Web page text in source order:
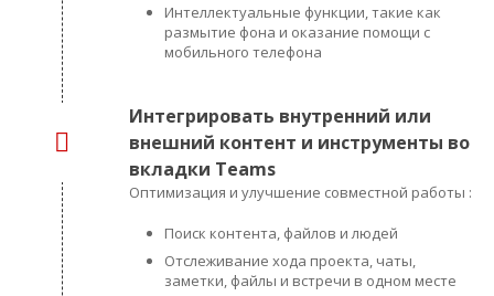
Интеллектуальные функции, такие как
размытие фона и оказание помощи с
мобильного телефона
Интегрировать внутренний или
внешний контент и инструменты во
вкладки Teams
Оптимизация и улучшение совместной работы :
Поиск контента, файлов и людей
Отслеживание хода проекта, чаты,
заметки, файлы и встречи в одном месте